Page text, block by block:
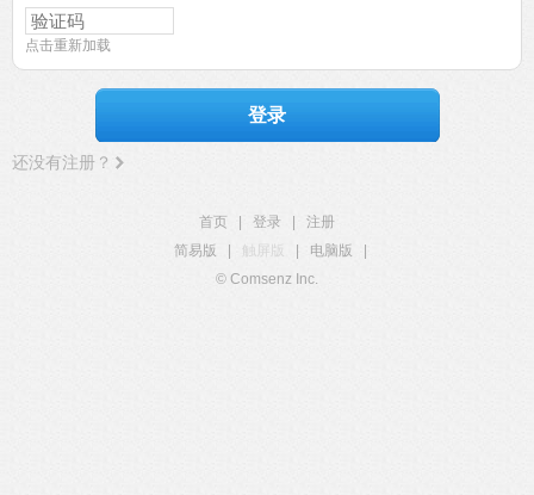
点击重新加载
登录
还没有注册？
首页 登录
注册
简易版
触屏版 电脑版
© Comsenz Inc.